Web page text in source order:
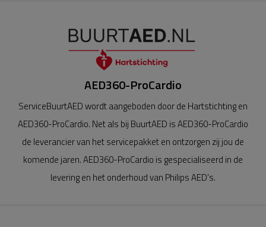
AED360-ProCardio
ServiceBuurtAED wordt aangeboden door de Hartstichting en
AED360-ProCardio. Net als bij BuurtAED is AED360-ProCardio
de leverancier van het servicepakket en ontzorgen zij jou de
komende jaren. AED360-ProCardio is gespecialiseerd in de
levering en het onderhoud van Philips AED’s.